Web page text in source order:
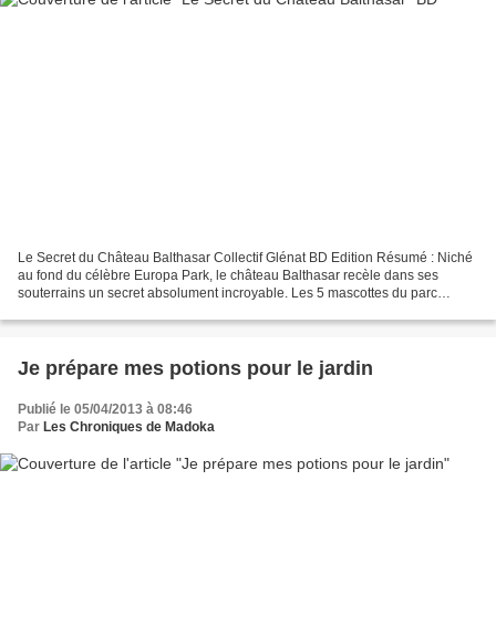
Le Secret du Château Balthasar Collectif Glénat BD Edition Résumé : Niché
au fond du célèbre Europa Park, le château Balthasar recèle dans ses
souterrains un secret absolument incroyable. Les 5 mascottes du parc
Je prépare mes potions pour le jardin
Publié le 05/04/2013 à 08:46
Par Les Chroniques de Madoka